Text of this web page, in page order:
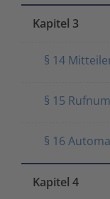
Kapitel 3
§ 14
§ 15
§ 16
Kapitel 4